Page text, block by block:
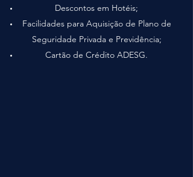
Descontos em Hotéis;
Facilidades para Aquisição de Plano de
Seguridade Privada e Previdência;
Cartão de Crédito ADESG.